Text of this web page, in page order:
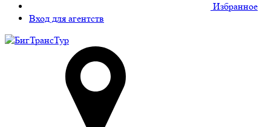
Избранное
Вход для агентств